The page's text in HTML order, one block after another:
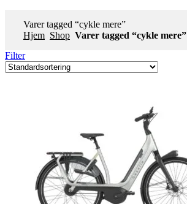
Varer tagged “cykle mere”
Hjem Shop Varer tagged “cykle mere”
Filter